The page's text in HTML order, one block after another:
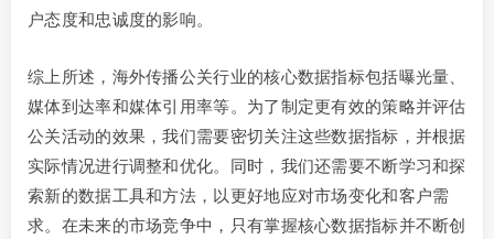
户态度和忠诚度的影响。
综上所述，海外传播公关行业的核心数据指标包括曝光量、
媒体到达率和媒体引用率等。为了制定更有效的策略并评估
公关活动的效果，我们需要密切关注这些数据指标，并根据
实际情况进行调整和优化。同时，我们还需要不断学习和探
索新的数据工具和方法，以更好地应对市场变化和客户需
求。在未来的市场竞争中，只有掌握核心数据指标并不断创